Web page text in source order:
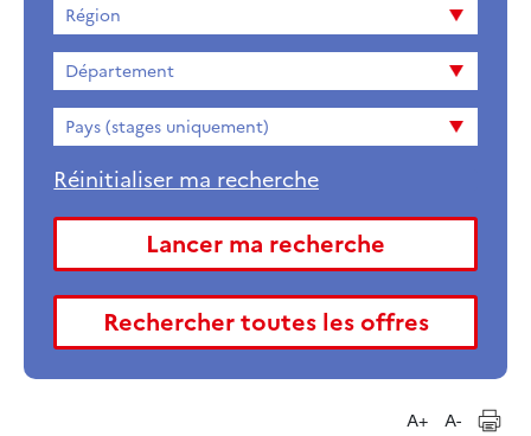
Région
Département
Pays (stages uniquement)
A+ A-